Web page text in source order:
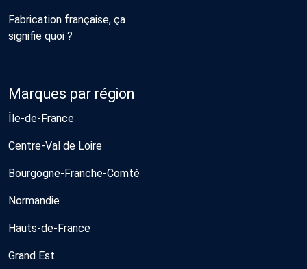
Fabrication française, ça
signifie quoi ?
Marques par région
Île-de-France
Centre-Val de Loire
Bourgogne-Franche-Comté
Normandie
Hauts-de-France
Grand Est